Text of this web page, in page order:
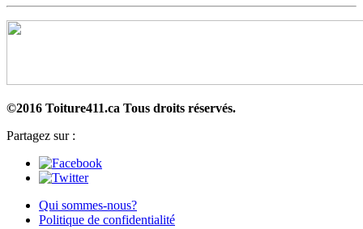
©2016 Toiture411.ca Tous droits réservés.
Partagez sur :
Qui sommes-nous?
Politique de confidentialité